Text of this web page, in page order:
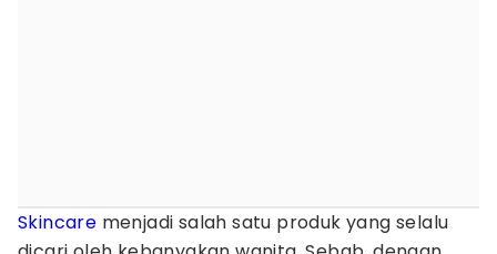
Skincare menjadi salah satu produk yang selalu